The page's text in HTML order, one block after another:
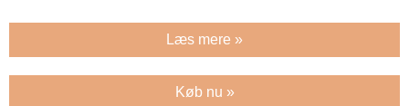
Læs mere »
Køb nu »